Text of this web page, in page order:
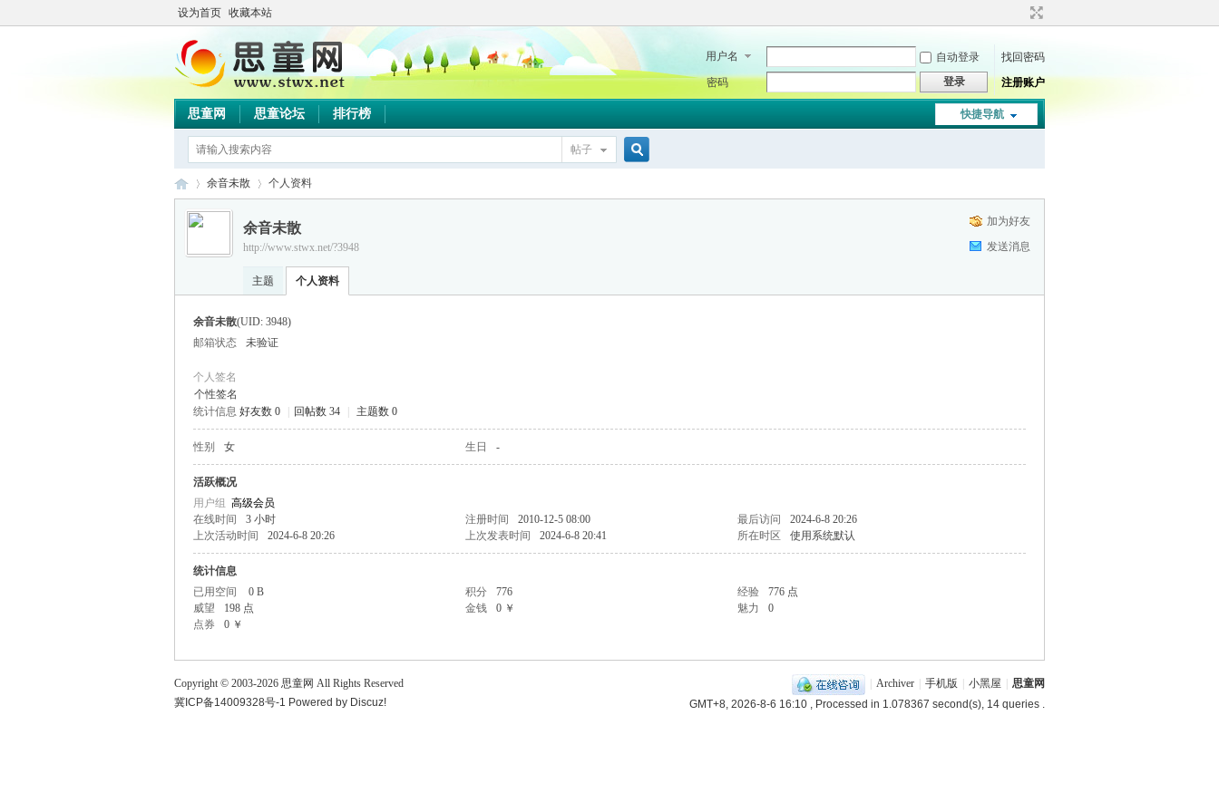
设为首页 收藏本站
用户名 自动登录
找回密码
密码
登录 注册账户
快捷导航
思童网 思童论坛 排行榜
帖子
›
余音未散 个人资料
加为好友
发送消息
余音未散
http://www.stwx.net/?3948
主题 个人资料
余音未散(UID: 3948)
邮箱状态
未验证
个人签名
个性签名
统计信息 好友数 0 回帖数 34 主题数 0
性别 女 生日 -
活跃概况
用户组 高级会员
在线时间
3 小时 注册时间 2010-12-5 08:00 最后访问
2024-6-8 20:26
上次活动时间
2024-6-8 20:26 上次发表时间 2024-6-8 20:41 所在时区 使用系统默认
统计信息
已用空间
0 B 积分 776 经验
776 点
威望
198 点 金钱 0 ￥ 魅力
0
点券
0 ￥
Archiver 手机版 小黑屋
思童网
GMT+8, 2026-8-6 16:10 , Processed in 1.078367 second(s), 14 queries .
Copyright © 2003-2026 思童网 All Rights Reserved
冀ICP备14009328号-1 Powered by Discuz!